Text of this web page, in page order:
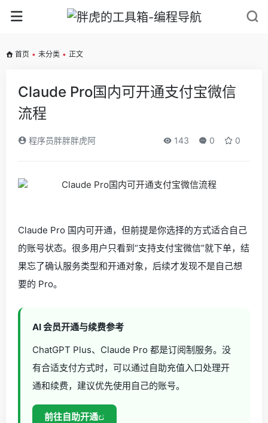
首页 • 未分类 • 正文
Claude Pro国内可开通支付宝微信
流程
程序员胖胖胖虎阿 143 0 0
Claude Pro 国内可开通，但前提是你选择的方式适合自己
的账号状态。很多用户只看到“支持支付宝微信”就下单，结
果忘了确认服务类型和开通对象，后续才发现不是自己想
要的 Pro。
AI 会员开通与续费参考
ChatGPT Plus、Claude Pro 都是订阅制服务。没
有合适支付方式时，可以通过自助充值入口处理开
通和续费，建议优先使用自己的账号。
前往自助开通